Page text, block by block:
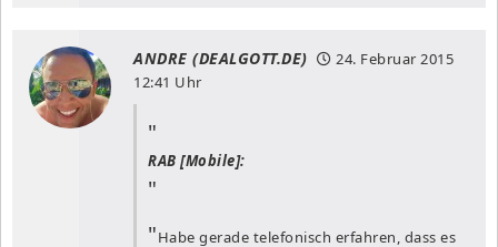
ANDRE (DEALGOTT.DE)
24. Februar 2015
12:41 Uhr
RAB [Mobile]:
Habe gerade telefonisch erfahren, dass es